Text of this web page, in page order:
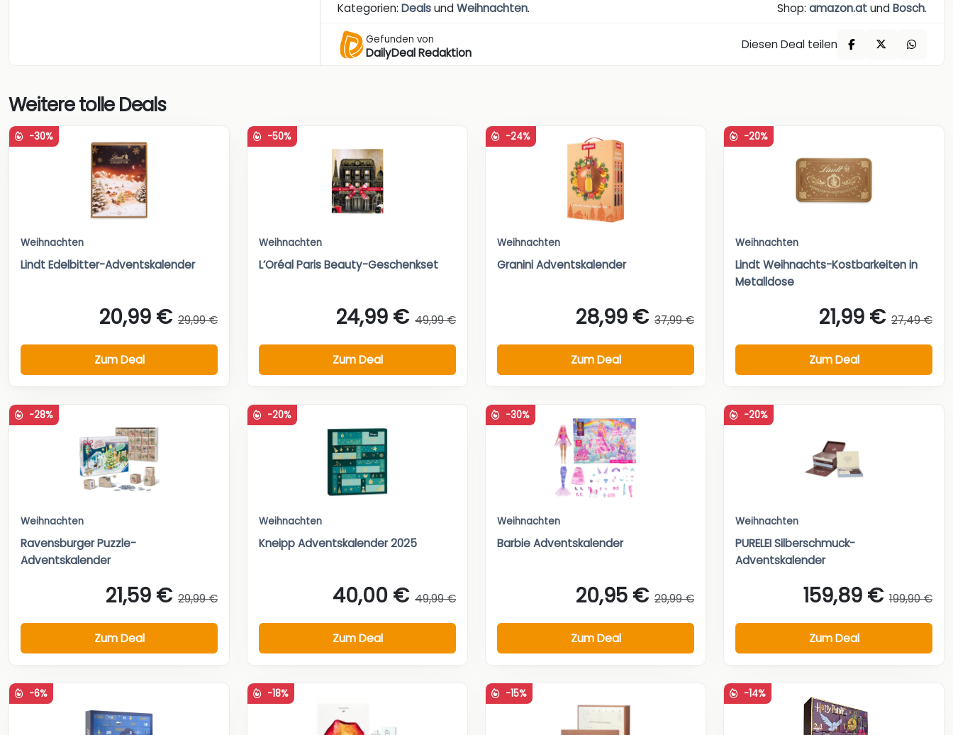
Kategorien:DealsundWeihnachten. Shop: amazon.atundBosch.
Gefunden von
DailyDeal Redaktion
Diesen Deal teilen
Weitere tolle Deals
-30%
Weihnachten
Lindt Edelbitter-Adventskalender
20,99 € 29,99 €
Zum Deal
-50%
Weihnachten
L’Oréal Paris Beauty-Geschenkset
24,99 € 49,99 €
Zum Deal
-24%
Weihnachten
Granini Adventskalender
28,99 € 37,99 €
Zum Deal
-20%
Weihnachten
Lindt Weihnachts-Kostbarkeiten in
Metalldose
21,99 € 27,49 €
Zum Deal
-28%
Weihnachten
Ravensburger Puzzle-
Adventskalender
21,59 € 29,99 €
Zum Deal
-20%
Weihnachten
Kneipp Adventskalender 2025
40,00 € 49,99 €
Zum Deal
-30%
Weihnachten
Barbie Adventskalender
20,95 € 29,99 €
Zum Deal
-20%
Weihnachten
PURELEI Silberschmuck-
Adventskalender
159,89 € 199,90 €
Zum Deal
-6% -18% -15% -14%